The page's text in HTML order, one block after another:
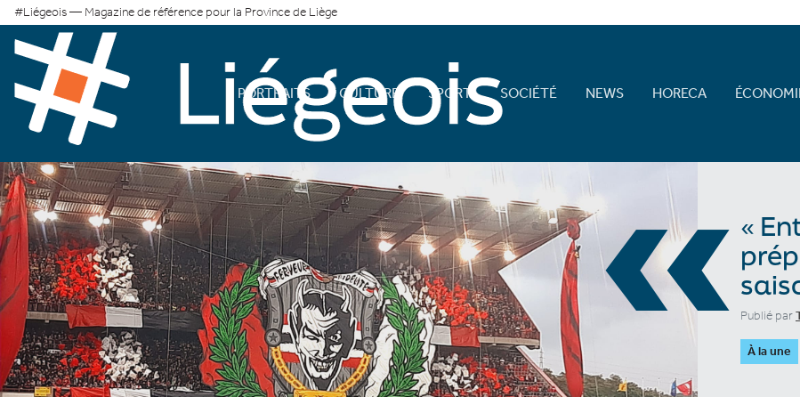
#Liégeois — Magazine de référence pour la Province de Liège
PORTRAITS CULTURE SPORT SOCIÉTÉ NEWS HORECA
««
Publié par
À la une